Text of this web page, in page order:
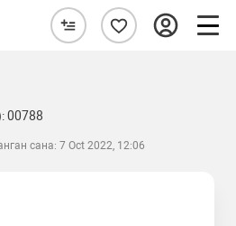
00788
сана: 7 Oct 2022, 12:06